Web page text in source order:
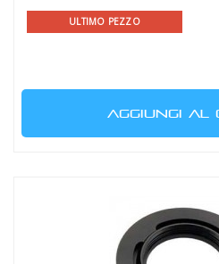
ULTIMO PEZZO
AGGIUNGI AL